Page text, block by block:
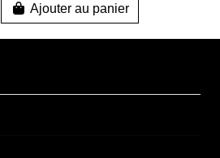
Ajouter au panier